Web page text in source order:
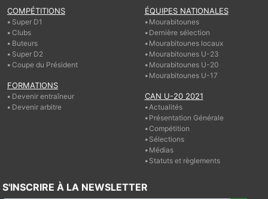
COMPÉTITIONS
Super D1
Clubs
Buteurs
Super D2
Coupe du Président
FORMATIONS
Devenir entraîneur
Devenir arbitre
ÉQUIPES NATIONALES
Mourabitounes
Dernière sélection
Mourabitounes locaux
Mourabitounes U-23
Mourabitounes U-20
Mourabitounes U-17
CAN U-20 2021
Actualités
Présentation Générale
Compétition
Sélections
Médias
Statuts et règlements
S'INSCRIRE À LA NEWSLETTER